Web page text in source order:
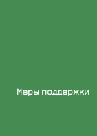
Меры поддержки